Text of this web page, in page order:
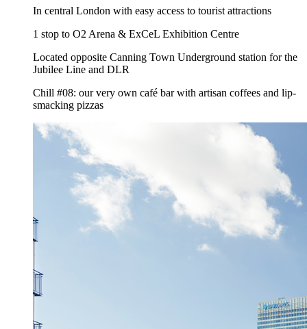
In central London with easy access to tourist attractions
1 stop to O2 Arena & ExCeL Exhibition Centre
Located opposite Canning Town Underground station for the
Jubilee Line and DLR
Chill #08: our very own café bar with artisan coffees and lip-
smacking pizzas